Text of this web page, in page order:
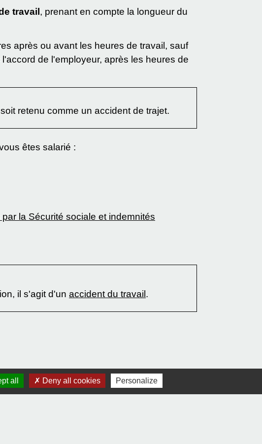
travail , prenant en compte la longueur du
après ou avant les heures de travail, sauf
de l'employeur, après les heures de
retenu comme un accident de trajet.
êtes salarié :
la Sécurité sociale et indemnités
il s'agit d'un accident du travail.
all Deny all cookies Personalize